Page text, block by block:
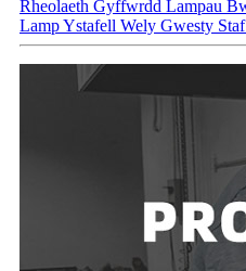
Rheolaeth Gyffwrdd Lampau
Lamp Ystafell Wely Gwesty